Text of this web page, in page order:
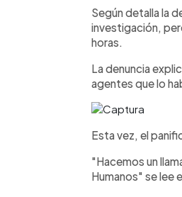
Según detalla la
investigación,
horas.
La denuncia
agentes que lo
Esta vez, el
"Hacemos un
Humanos" se lee